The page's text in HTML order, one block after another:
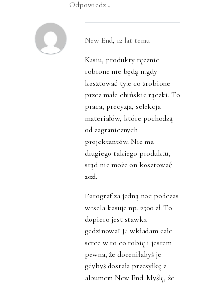
Odpowiedz ↓
New End, 12 lat temu
Kasiu, produkty ręcznie
robione nie będą nigdy
kosztować tyle co zrobione
przez małe chińskie rączki. To
praca, precyzja, selekcja
materiałów, które pochodzą
od zagranicznych
projektantów. Nie ma
drugiego takiego produktu,
stąd nie może on kosztować
20zł.
Fotograf za jedną noc podczas
wesela kasuje np. 2500 zł. To
dopiero jest stawka
godzinowa! Ja wkładam całe
serce w to co robię i jestem
pewna, że doceniłabyś je
gdybyś dostała przesyłkę z
albumem New End. Myślę, że